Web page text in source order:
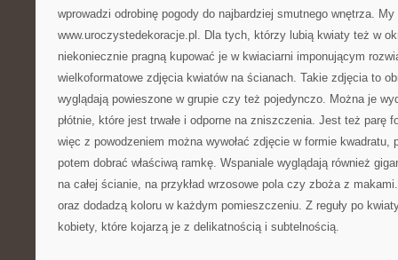
wprowadzi odrobinę pogody do najbardziej smutnego wnętrza.
www.uroczystedekoracje.pl. Dla tych, którzy lubią kwiaty też w
niekoniecznie pragną kupować je w kwiaciarni imponującym
wielkoformatowe zdjęcia kwiatów na ścianach. Takie zdjęcia to
wyglądają powieszone w grupie czy też pojedynczo. Można je
płótnie, które jest trwałe i odporne na zniszczenia. Jest też parę
więc z powodzeniem można wywołać zdjęcie w formie kwadratu,
potem dobrać właściwą ramkę. Wspaniale wyglądają również
na całej ścianie, na przykład wrzosowe pola czy zboża z
oraz dodadzą koloru w każdym pomieszczeniu. Z reguły po
kobiety, które kojarzą je z delikatnością i subtelnością.